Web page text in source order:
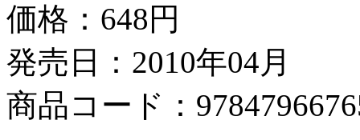
価格： 648円
発売日：2010年04月
商品コード：